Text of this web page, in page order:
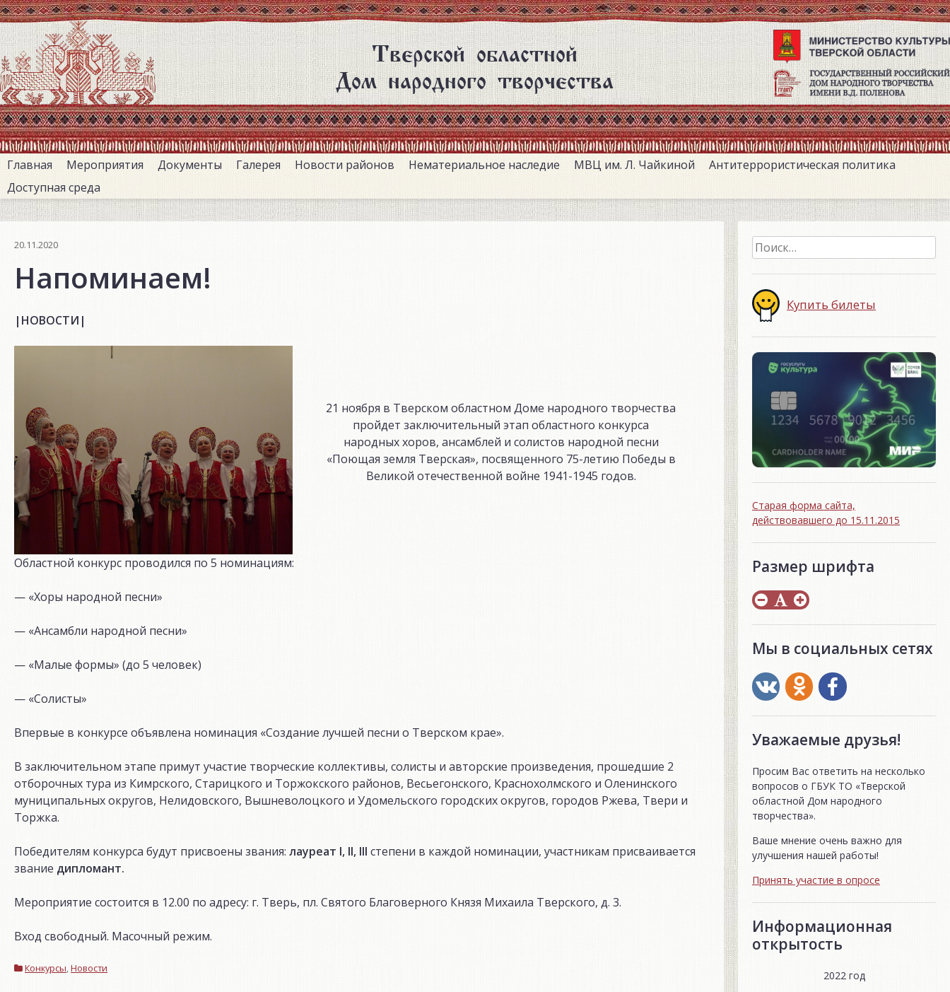
Перейти
к
основному
содержанию
Тверской областной
Дом народного творчества
Главная Мероприятия Документы Галерея Новости районов Нематериальное наследие МВЦ им. Л. Чайкиной
Антитеррористическая политика
Доступная среда
20.11.2020
Напоминаем!
|НОВОСТИ|
21 ноября в Тверском областном Доме народного творчества
пройдет заключительный этап областного конкурса
народных хоров, ансамблей и солистов народной песни
«Поющая земля Тверская», посвященного 75-летию Победы в
Великой отечественной войне 1941-1945 годов.
Областной конкурс проводился по 5 номинациям:
— «Хоры народной песни»
— «Ансамбли народной песни»
— «Малые формы» (до 5 человек)
— «Солисты»
Впервые в конкурсе объявлена номинация «Создание лучшей песни о Тверском крае».
В заключительном этапе примут участие творческие коллективы, солисты и авторские произведения, прошедшие 2
отборочных тура из Кимрского, Старицкого и Торжокского районов, Весьегонского, Краснохолмского и Оленинского
муниципальных округов, Нелидовского, Вышневолоцкого и Удомельского городских округов, городов Ржева, Твери и
Торжка.
Победителям конкурса будут присвоены звания: лауреат I, II, III степени в каждой номинации, участникам присваивается
звание дипломант.
Мероприятие состоится в 12.00 по адресу: г. Тверь, пл. Святого Благоверного Князя Михаила Тверского, д. 3.
Вход свободный. Масочный режим.
Конкурсы,Новости
Найти:
Купить билеты
Старая форма сайта,
действовавшего до 15.11.2015
Размер шрифта
Мы в социальных сетях
Уважаемые друзья!
Просим Вас ответить на несколько
вопросов о ГБУК ТО «Тверской
областной Дом народного
творчества».
Ваше мнение очень важно для
улучшения нашей работы!
Принять участие в опросе
Информационная
открытость
2022 год